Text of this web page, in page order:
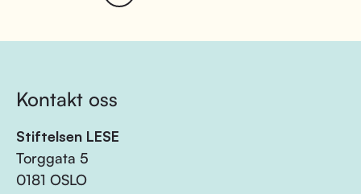
Kontakt oss
Stiftelsen LESE
Torggata 5
0181 OSLO